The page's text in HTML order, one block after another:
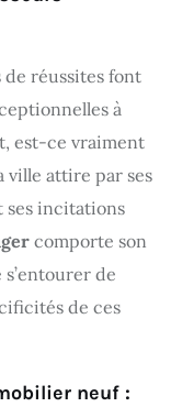
réussites font
à
est-ce vraiment
ville attire par ses
ses incitations
comporte son
de
de ces
neuf :